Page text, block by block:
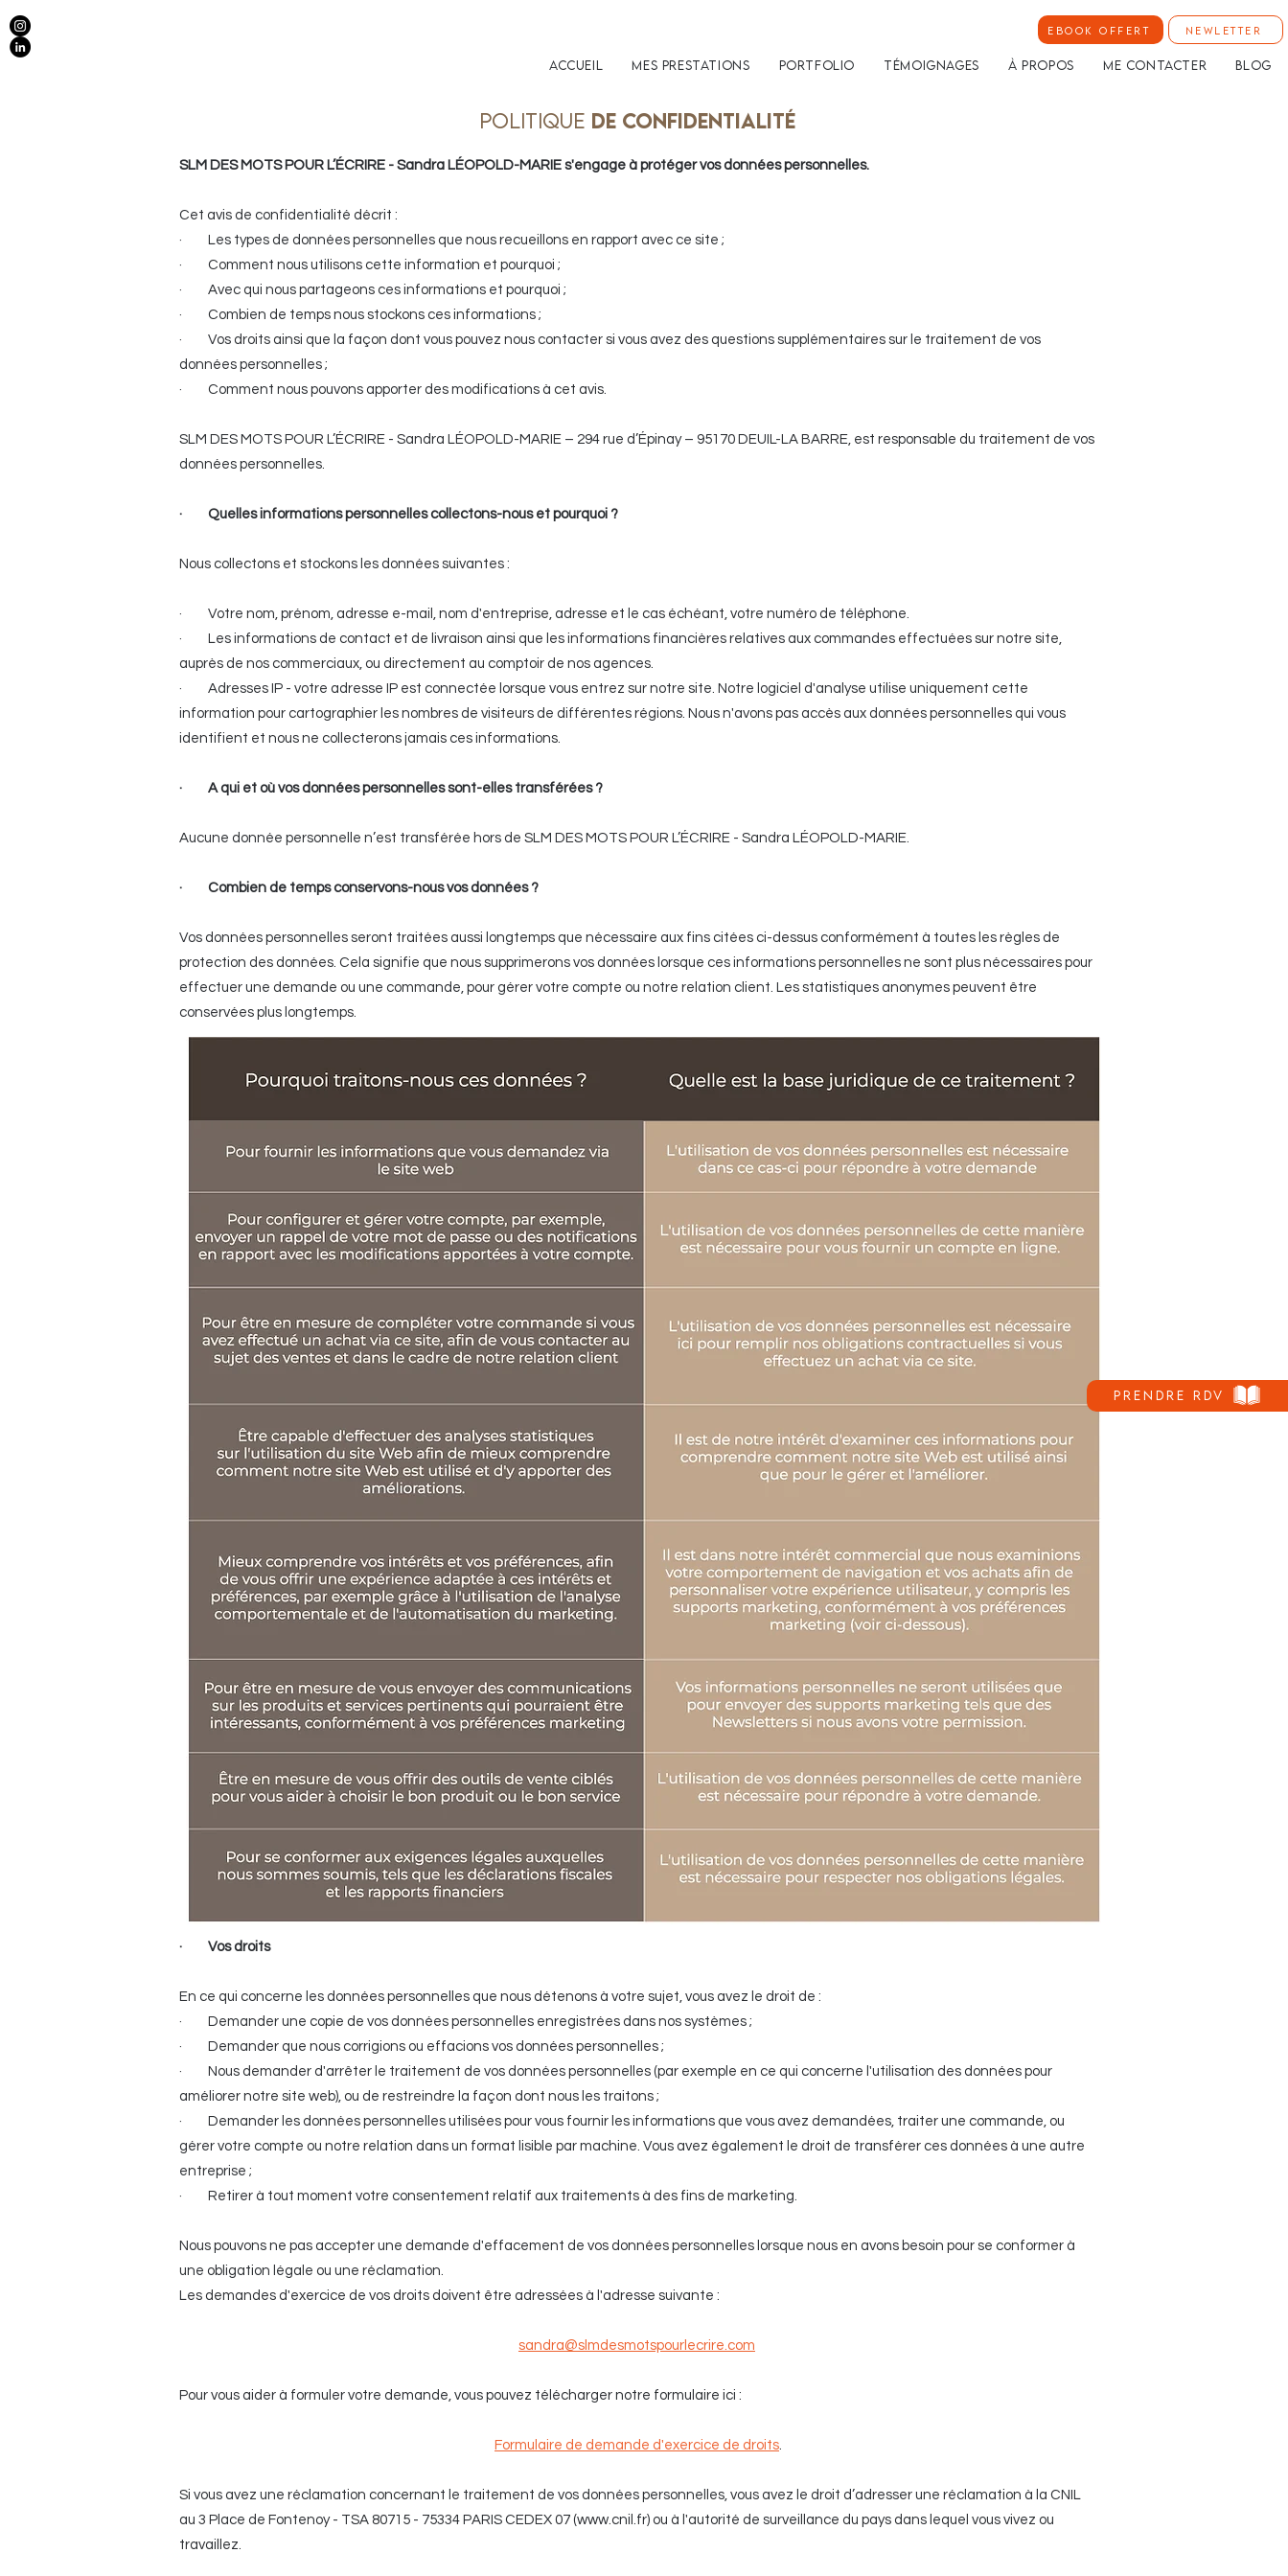
Accueil Mes prestations Portfolio Témoignages À propos Me contacter Blog
Newletter
Ebook offert
Prendre rdv
Politique de confidentialité
SLM DES MOTS POUR L’ÉCRIRE - Sandra LÉOPOLD-MARIE s'engage à protéger vos données personnelles.
Cet avis de confidentialité décrit :
· Les types de données personnelles que nous recueillons en rapport avec ce site ;
· Comment nous utilisons cette information et pourquoi ;
· Avec qui nous partageons ces informations et pourquoi ;
· Combien de temps nous stockons ces informations ;
· Vos droits ainsi que la façon dont vous pouvez nous contacter si vous avez des questions supplémentaires sur le traitement de vos
données personnelles ;
· Comment nous pouvons apporter des modifications à cet avis.
SLM DES MOTS POUR L’ÉCRIRE - Sandra LÉOPOLD-MARIE – 294 rue d’Épinay – 95170 DEUIL-LA BARRE, est responsable du traitement de vos
données personnelles.
· Quelles informations personnelles collectons-nous et pourquoi ?
Nous collectons et stockons les données suivantes :
· Votre nom, prénom, adresse e-mail, nom d'entreprise, adresse et le cas échéant, votre numéro de téléphone.
· Les informations de contact et de livraison ainsi que les informations financières relatives aux commandes effectuées sur notre site,
auprès de nos commerciaux, ou directement au comptoir de nos agences.
· Adresses IP - votre adresse IP est connectée lorsque vous entrez sur notre site. Notre logiciel d'analyse utilise uniquement cette
information pour cartographier les nombres de visiteurs de différentes régions. Nous n'avons pas accès aux données personnelles qui vous
identifient et nous ne collecterons jamais ces informations.
· A qui et où vos données personnelles sont-elles transférées ?
Aucune donnée personnelle n’est transférée hors de SLM DES MOTS POUR L’ÉCRIRE - Sandra LÉOPOLD-MARIE.
· Combien de temps conservons-nous vos données ?
Vos données personnelles seront traitées aussi longtemps que nécessaire aux fins citées ci-dessus conformément à toutes les règles de
protection des données. Cela signifie que nous supprimerons vos données lorsque ces informations personnelles ne sont plus nécessaires pour
effectuer une demande ou une commande, pour gérer votre compte ou notre relation client. Les statistiques anonymes peuvent être
conservées plus longtemps.
· Vos droits
En ce qui concerne les données personnelles que nous détenons à votre sujet, vous avez le droit de :
· Demander une copie de vos données personnelles enregistrées dans nos systèmes ;
· Demander que nous corrigions ou effacions vos données personnelles ;
· Nous demander d'arrêter le traitement de vos données personnelles (par exemple en ce qui concerne l'utilisation des données pour
améliorer notre site web), ou de restreindre la façon dont nous les traitons ;
· Demander les données personnelles utilisées pour vous fournir les informations que vous avez demandées, traiter une commande, ou
gérer votre compte ou notre relation dans un format lisible par machine. Vous avez également le droit de transférer ces données à une autre
entreprise ;
· Retirer à tout moment votre consentement relatif aux traitements à des fins de marketing.
Nous pouvons ne pas accepter une demande d'effacement de vos données personnelles lorsque nous en avons besoin pour se conformer à
une obligation légale ou une réclamation.
Les demandes d'exercice de vos droits doivent être adressées à l'adresse suivante :
sandra@slmdesmotspourlecrire.com
Pour vous aider à formuler votre demande, vous pouvez télécharger notre formulaire ici :
Formulaire de demande d'exercice de droits.
Si vous avez une réclamation concernant le traitement de vos données personnelles, vous avez le droit d’adresser une réclamation à la CNIL
au 3 Place de Fontenoy - TSA 80715 - 75334 PARIS CEDEX 07 (www.cnil.fr) ou à l'autorité de surveillance du pays dans lequel vous vivez ou
travaillez.